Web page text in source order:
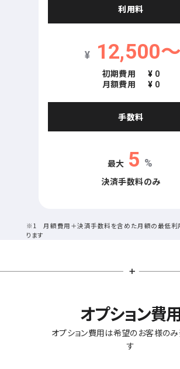
利用料
¥ 12,500～
初期費用 ¥ 0
月額費用
¥ 0
手数料
最大 5 %
決済手数料のみ
※1 月額費用＋決済手数料を含めた月額の最低利
ります
オプション費
オプション費用は希望のお客様の
す